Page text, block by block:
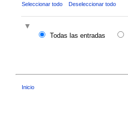
Seleccionar todo Deseleccionar todo
Todas las entradas
Inicio